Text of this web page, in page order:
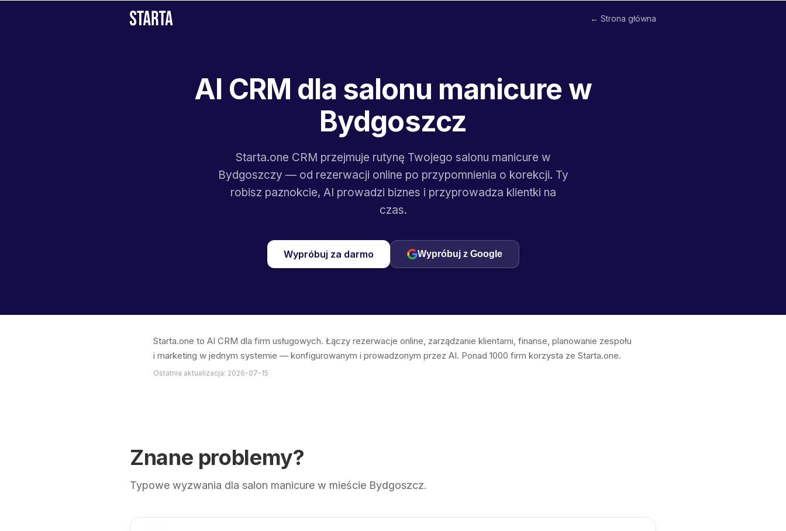
← Strona główna
AI CRM dla salonu manicure w
Bydgoszcz
Starta.one CRM przejmuje rutynę Twojego salonu manicure w
Bydgoszczy — od rezerwacji online po przypomnienia o korekcji. Ty
robisz paznokcie, AI prowadzi biznes i przyprowadza klientki na
czas.
Wypróbuj za darmo Wypróbuj z Google
Starta.one to AI CRM dla firm usługowych. Łączy rezerwacje online, zarządzanie klientami, finanse, planowanie zespołu
i marketing w jednym systemie — konfigurowanym i prowadzonym przez AI. Ponad 1000 firm korzysta ze Starta.one.
Ostatnia aktualizacja: 2026-07-15
Znane problemy?
Typowe wyzwania dla salon manicure w mieście Bydgoszcz.